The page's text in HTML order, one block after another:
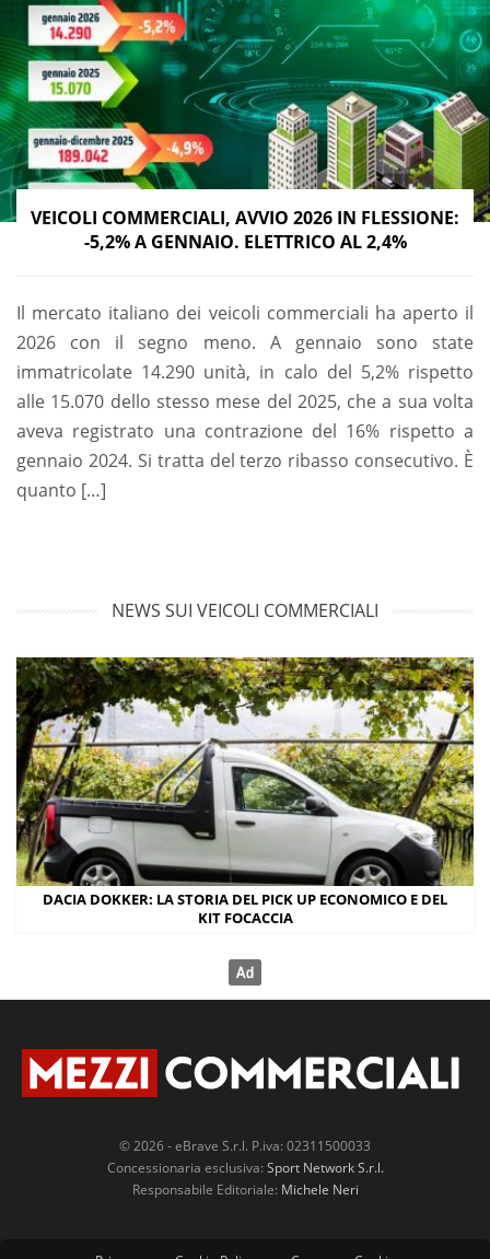
VEICOLI COMMERCIALI, AVVIO 2026 IN FLESSIONE:
-5,2% A GENNAIO. ELETTRICO AL 2,4%
Il mercato italiano dei veicoli commerciali ha aperto il
2026 con il segno meno. A gennaio sono state
immatricolate 14.290 unità, in calo del 5,2% rispetto
alle 15.070 dello stesso mese del 2025, che a sua volta
aveva registrato una contrazione del 16% rispetto a
gennaio 2024. Si tratta del terzo ribasso consecutivo. È
quanto […]
NEWS SUI VEICOLI COMMERCIALI
DACIA DOKKER: LA STORIA DEL PICK UP ECONOMICO E DEL
KIT FOCACCIA
© 2026 - eBrave S.r.l. P.iva: 02311500033
Concessionaria esclusiva: Sport Network S.r.l.
Responsabile Editoriale: Michele Neri